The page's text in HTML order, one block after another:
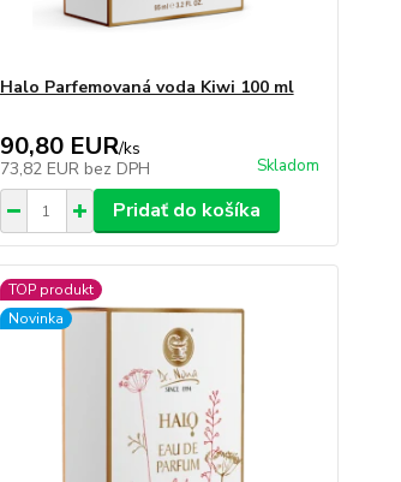
Halo Parfemovaná voda Kiwi 100 ml
90,80 EUR/ks
73,82 EUR bez DPH Skladom
Pridať do košíka
TOP produkt
Novinka